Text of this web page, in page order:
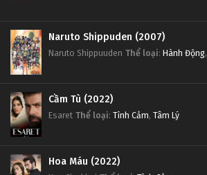
Naruto Shippuden (2007)
Naruto Shippuuden Thể loại: Hành Động,
Cầm Tù (2022)
Esaret Thể loại: Tình Cảm, Tâm Lý
Hoa Máu (2022)